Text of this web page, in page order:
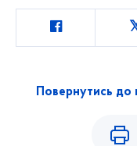
Повернутись до